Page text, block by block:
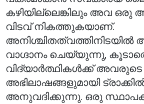
കഴിയില്ലെങ്കിലും അവ
വിടവ് നികത്തുകയാണ്.
അനിശ്ചിതത്വത്തിനിടയിൽ
വാഗ്ദാനം ചെയ്യുന്നു,
വിദ്യാർത്ഥികൾക്ക് അവരുടെ
അഭിലാഷങ്ങളുമായി
അനുവദിക്കുന്നു. ഒരു